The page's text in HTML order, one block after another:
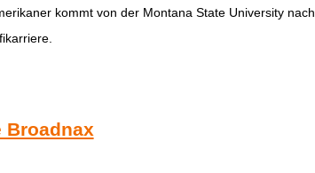
kommt von der Montana State University nach
Broadnax